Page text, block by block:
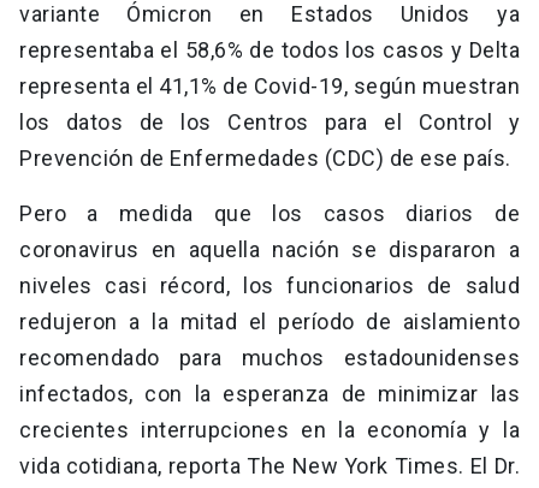
variante Ómicron en Estados Unidos ya
representaba el 58,6% de todos los casos y Delta
representa el 41,1% de Covid-19, según muestran
los datos de los Centros para el Control y
Prevención de Enfermedades (CDC) de ese país.
Pero a medida que los casos diarios de
coronavirus en aquella nación se dispararon a
niveles casi récord, los funcionarios de salud
redujeron a la mitad el período de aislamiento
recomendado para muchos estadounidenses
infectados, con la esperanza de minimizar las
crecientes interrupciones en la economía y la
vida cotidiana, reporta The New York Times. El Dr.